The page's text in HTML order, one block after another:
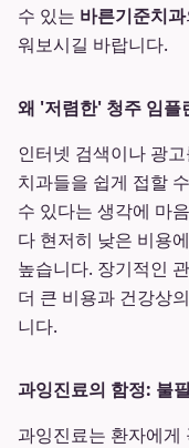
수 있는 바른기준치과
워보시길 바랍니다.
왜 '저렴한' 청주 임플
인터넷 검색이나 광
치과들을 쉽게 접할
수 있다는 생각에 마
다 현저히 낮은 비용
높습니다. 장기적인
더 큰 비용과 건강상
니다.
과잉진료의 함정: 불
과잉진료는 환자에게